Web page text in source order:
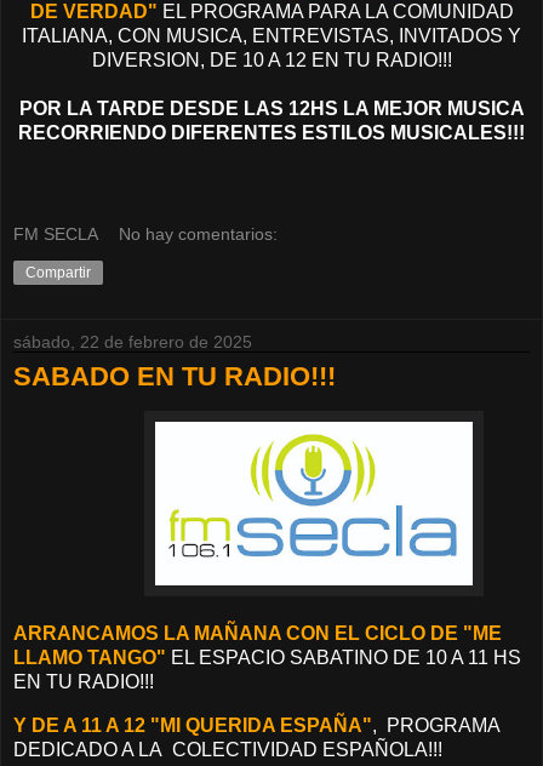
DE VERDAD" EL PROGRAMA PARA LA COMUNIDAD
ITALIANA, CON MUSICA, ENTREVISTAS, INVITADOS Y
DIVERSION, DE 10 A 12 EN TU RADIO!!!
POR LA TARDE DESDE LAS 12HS LA MEJOR MUSICA
RECORRIENDO DIFERENTES ESTILOS MUSICALES!!!
FM SECLA No hay comentarios:
Compartir
sábado, 22 de febrero de 2025
SABADO EN TU RADIO!!!
ARRANCAMOS LA MAÑANA CON EL CICLO DE "ME
LLAMO TANGO" EL ESPACIO SABATINO DE 10 A 11 HS
EN TU RADIO!!!
Y DE A 11 A 12 "MI QUERIDA ESPAÑA", PROGRAMA
DEDICADO A LA COLECTIVIDAD ESPAÑOLA!!!